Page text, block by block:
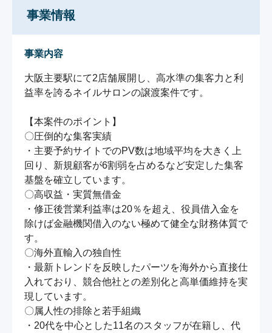
事業情報
事業内容
大阪主要駅にて2店舗展開し、高水準の集客力と利
益率を誇るネイルサロンの譲渡案件です。
【本案件のポイント】
〇圧倒的な集客実績
・主要予約サイトでのPV数は地域平均を大きく上
回り、新規顧客が6割弱を占めるなど安定した集客
基盤を確立しています。
〇高収益・実質無借金
・修正後営業利益率は20％を超え、役員借入金を
除けば金融機関借入のない極めて健全な財務体質で
す。
〇海外直輸入の独自性
・最新トレンドを反映したパーツを海外から直接仕
入れており、競合他社との差別化と高単価維持を実
現しています。
〇属人性の排除と若手組織
・20代を中心とした11名のスタッフが在籍し、代